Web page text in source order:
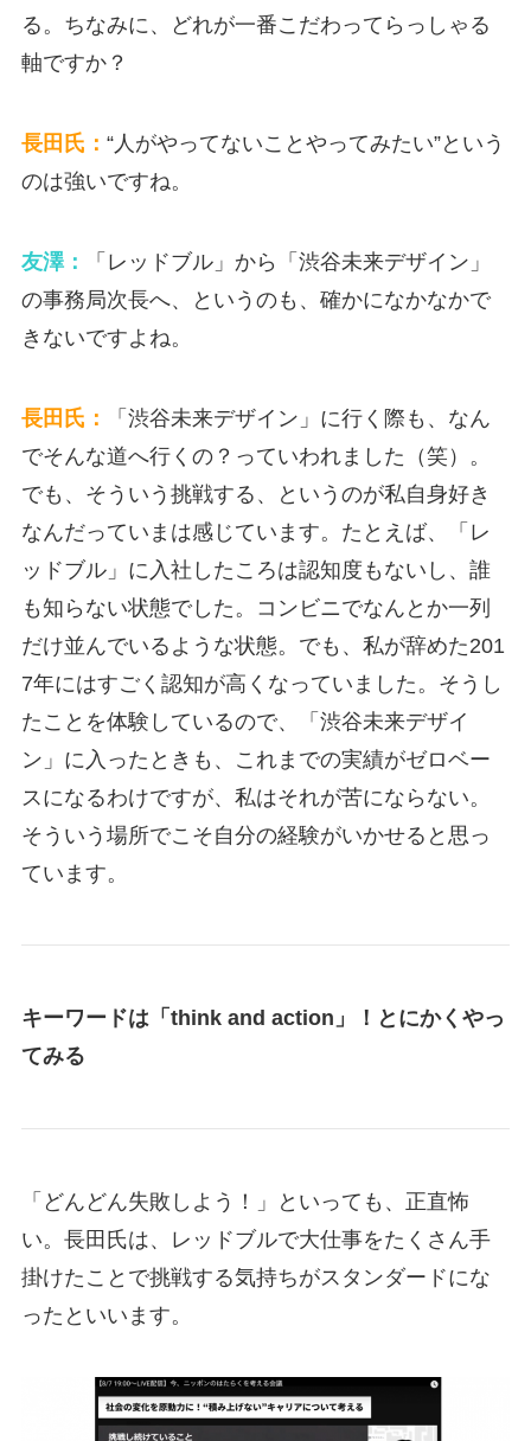
る。ちなみに、どれが一番こだわってらっしゃる
軸ですか？
長田氏： “人がやってないことやってみたい”という
のは強いですね。
友澤：
「レッドブル」から「渋谷未来デザイン」
の事務局次長へ、というのも、確かになかなかで
きないですよね。
長田氏：
「渋谷未来デザイン」に行く際も、なん
でそんな道へ行くの？っていわれました（笑）。
でも、そういう挑戦する、というのが私自身好き
なんだっていまは感じています。たとえば、「レ
ッドブル」に入社したころは認知度もないし、誰
も知らない状態でした。コンビニでなんとか一列
だけ並んでいるような状態。でも、私が辞めた201
7年にはすごく認知が高くなっていました。そうし
たことを体験しているので、「渋谷未来デザイ
ン」に入ったときも、これまでの実績がゼロベー
スになるわけですが、私はそれが苦にならない。
そういう場所でこそ自分の経験がいかせると思っ
ています。
キーワードは「think and action」！とにかくやっ
てみる
「どんどん失敗しよう！」といっても、正直怖
い。長田氏は、レッドブルで大仕事をたくさん手
掛けたことで挑戦する気持ちがスタンダードにな
ったといいます。